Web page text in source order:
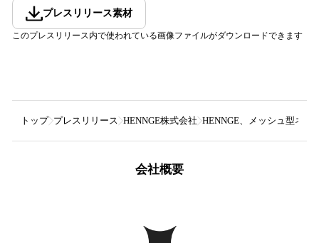
プレスリリース素材
このプレスリリース内で使われている画像ファイルがダウンロードできます
トップ プレスリリース HENNGE株式会社 HENNGE、メッシュ型ネッ
会社概要